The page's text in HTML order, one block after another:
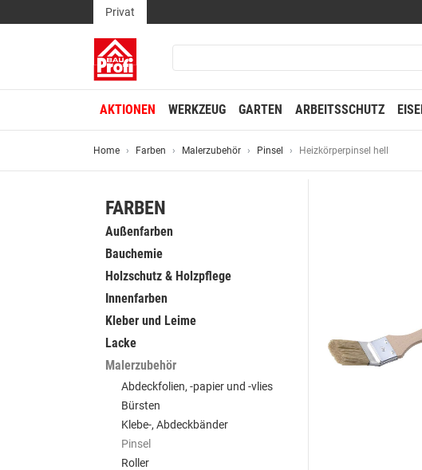
Privat
AKTIONEN WERKZEUG GARTEN ARBEITSSCHUTZ
Home Farben Malerzubehör Pinsel Heizkörperpinsel hell
FARBEN
Außenfarben
Bauchemie
Holzschutz & Holzpflege
Innenfarben
Kleber und Leime
Lacke
Malerzubehör
Abdeckfolien, -papier und -vlies
Bürsten
Klebe-, Abdeckbänder
Pinsel
Roller